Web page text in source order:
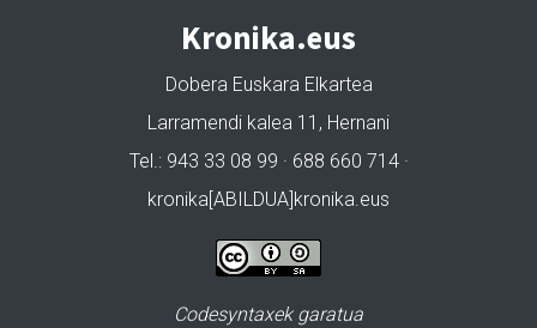
Kronika.eus
Dobera Euskara Elkartea
Larramendi kalea 11, Hernani
Tel.: 943 33 08 99 · 688 660 714 ·
kronika[ABILDUA]kronika.eus
Codesyntaxek garatua